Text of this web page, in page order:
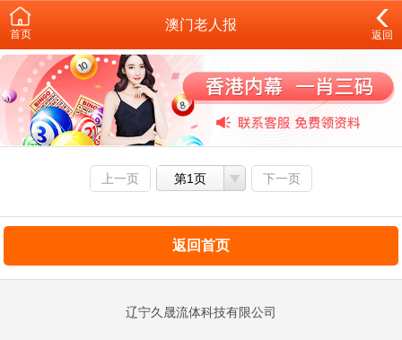
首页
澳门老人报
返回
上一页 第1页 下一页
返回首页
辽宁久晟流体科技有限公司